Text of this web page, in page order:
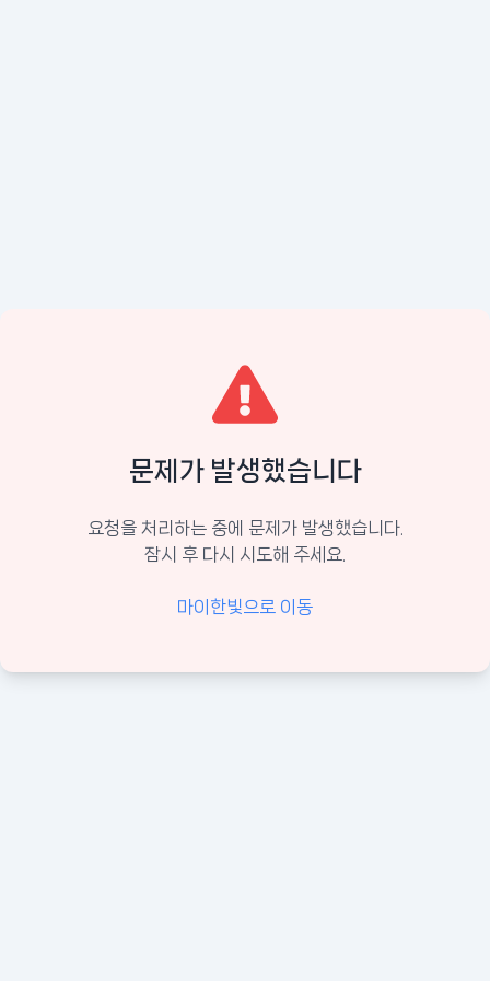
문제가 발생했습니다
요청을 처리하는 중에 문제가 발생했습니다.
잠시 후 다시 시도해 주세요.
마이한빛으로 이동